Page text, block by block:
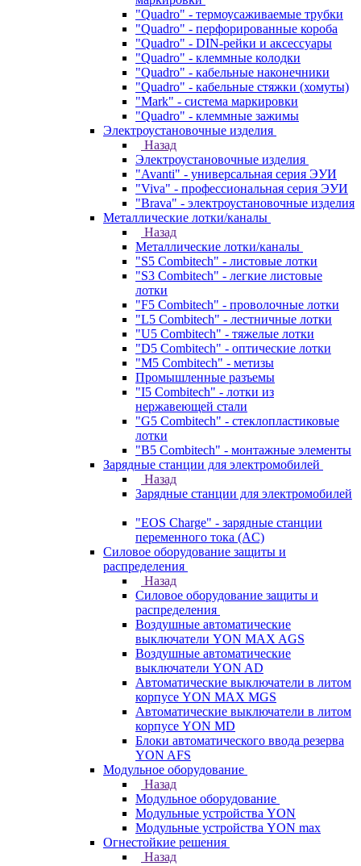
"Quadro" - термоусаживаемые трубки
"Quadro" - перфорированные короба
"Quadro" - DIN-рейки и аксессуары
"Quadro" - клеммные колодки
"Quadro" - кабельные наконечники
"Quadro" - кабельные стяжки (хомуты)
"Mark" - система маркировки
"Quadro" - клеммные зажимы
Электроустановочные изделия
Назад
Электроустановочные изделия
"Avanti" - универсальная серия ЭУИ
"Viva" - профессиональная серия ЭУИ
"Brava" - электроустановочные изделия
Металлические лотки/каналы
Назад
Металлические лотки/каналы
"S5 Combitech" - листовые лотки
"S3 Combitech" - легкие листовые
лотки
"F5 Combitech" - проволочные лотки
"L5 Combitech" - лестничные лотки
"U5 Combitech" - тяжелые лотки
"D5 Combitech" - оптические лотки
"M5 Combitech" - метизы
Промышленные разъемы
"I5 Combitech" - лотки из
нержавеющей стали
"G5 Combitech" - стеклопластиковые
лотки
"B5 Combitech" - монтажные элементы
Зарядные станции для электромобилей
Назад
Зарядные станции для электромобилей
"EOS Charge" - зарядные станции
переменного тока (AC)
Силовое оборудование защиты и
распределения
Назад
Силовое оборудование защиты и
распределения
Воздушные автоматические
выключатели YON MAX AGS
Воздушные автоматические
выключатели YON AD
Автоматические выключатели в литом
корпусе YON MAX MGS
Автоматические выключатели в литом
корпусе YON MD
Блоки автоматического ввода резерва
YON AFS
Модульное оборудование
Назад
Модульное оборудование
Модульные устройства YON
Модульные устройства YON max
Огнестойкие решения
Назад